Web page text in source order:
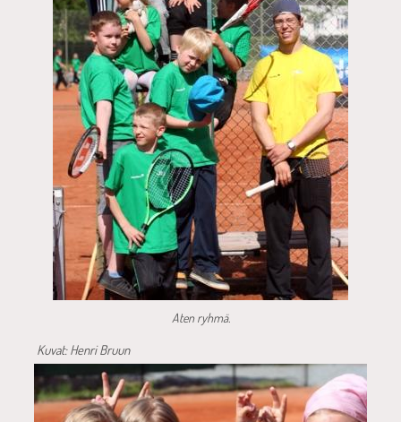
Aten ryhmä.
Kuvat: Henri Bruun